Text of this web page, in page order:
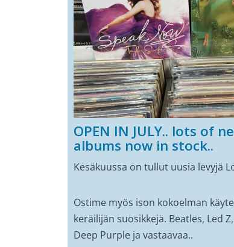
OPEN IN JULY.. lots of
albums now in stock..
Kesäkuussa on tullut uusia levyjä
Ostime myös ison kokoelman
keräilijän suosikkejä. Beatles, Led
Deep Purple ja vastaavaa..